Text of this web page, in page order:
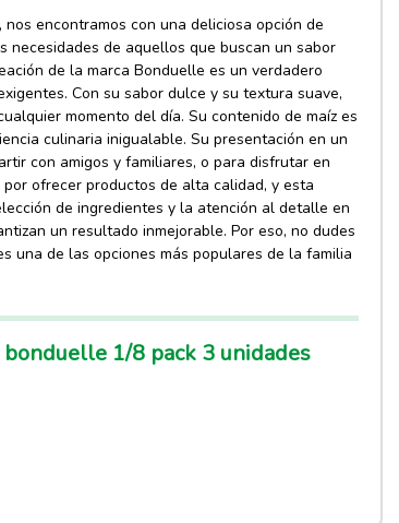
encontramos con una deliciosa opción de
de aquellos que buscan un sabor
de la marca Bonduelle es un verdadero
Con su sabor dulce y su textura suave,
momento del día. Su contenido de maíz es
culinaria inigualable. Su presentación en un
con amigos y familiares, o para disfrutar en
ofrecer productos de alta calidad, y esta
de ingredientes y la atención al detalle en
un resultado inmejorable. Por eso, no dudes
una de las opciones más populares de la familia
bonduelle 1/8 pack 3 unidades